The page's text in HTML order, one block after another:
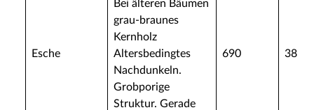
Esche
Bei älteren Bäumen
grau-braunes
Kernholz
Altersbedingtes
Nachdunkeln.
Grobporige
Struktur. Gerade
690 38